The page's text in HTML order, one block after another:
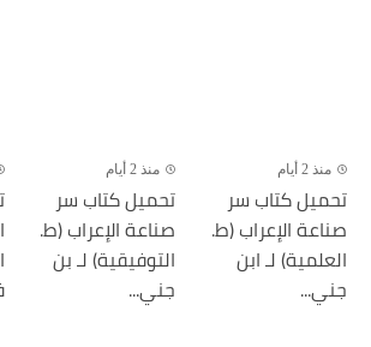
منذ 2 أيام
تحميل كتاب سر
صناعة الإعراب (ط.
العلمية) لـ ابن
جني...
منذ 2 أيام
تحميل كتاب سر
صناعة الإعراب (ط.
التوفيقية) لـ بن
جني...